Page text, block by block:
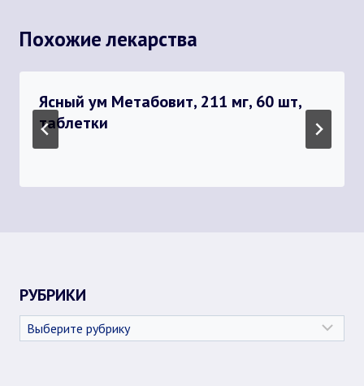
Похожие лекарства
Ясный ум Метабовит, 211 мг, 60 шт,
таблетки
РУБРИКИ
Рубрики